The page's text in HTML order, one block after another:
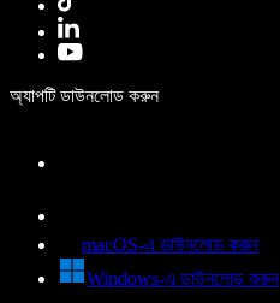
অ্যাপটি ডাউনলোড করুন
macOS-এ ডাউনলোড করুন
Windows-এ ডাউনলোড করুন